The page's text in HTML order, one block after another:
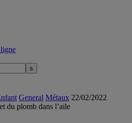
General Métaux 22/02/2022
du plomb dans l’aile